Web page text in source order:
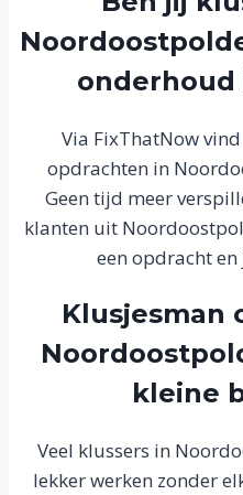
Via FixThatNow
opdrachten in
Geen tijd meer
klanten uit
een opdracht
Klusjesman
kleine
Veel klussers in
lekker werken zonder